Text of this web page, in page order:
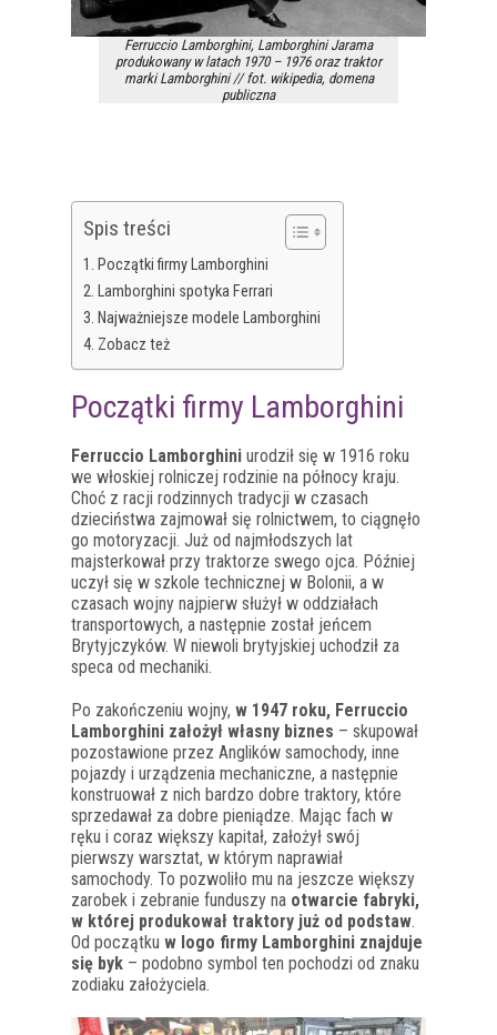
Ferruccio Lamborghini, Lamborghini Jarama
produkowany w latach 1970 – 1976 oraz traktor
marki Lamborghini // fot. wikipedia, domena
publiczna
Spis treści
Początki firmy Lamborghini
Lamborghini spotyka Ferrari
Najważniejsze modele Lamborghini
Zobacz też
Początki firmy Lamborghini
Ferruccio Lamborghini urodził się w 1916 roku
we włoskiej rolniczej rodzinie na północy kraju.
Choć z racji rodzinnych tradycji w czasach
dzieciństwa zajmował się rolnictwem, to ciągnęło
go motoryzacji. Już od najmłodszych lat
majsterkował przy traktorze swego ojca. Później
uczył się w szkole technicznej w Bolonii, a w
czasach wojny najpierw służył w oddziałach
transportowych, a następnie został jeńcem
Brytyjczyków. W niewoli brytyjskiej uchodził za
speca od mechaniki.
Po zakończeniu wojny, w 1947 roku, Ferruccio
Lamborghini założył własny biznes – skupował
pozostawione przez Anglików samochody, inne
pojazdy i urządzenia mechaniczne, a następnie
konstruował z nich bardzo dobre traktory, które
sprzedawał za dobre pieniądze. Mając fach w
ręku i coraz większy kapitał, założył swój
pierwszy warsztat, w którym naprawiał
samochody. To pozwoliło mu na jeszcze większy
zarobek i zebranie funduszy na otwarcie fabryki,
w której produkował traktory już od podstaw.
Od początku w logo firmy Lamborghini znajduje
się byk – podobno symbol ten pochodzi od znaku
zodiaku założyciela.